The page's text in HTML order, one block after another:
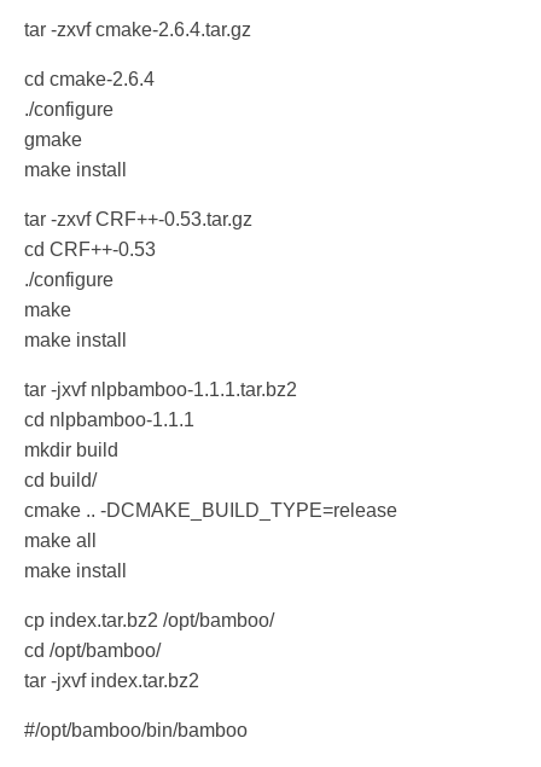
tar -zxvf cmake-2.6.4.tar.gz
cd cmake-2.6.4
./configure
gmake
make install
tar -zxvf CRF++-0.53.tar.gz
cd CRF++-0.53
./configure
make
make install
tar -jxvf nlpbamboo-1.1.1.tar.bz2
cd nlpbamboo-1.1.1
mkdir build
cd build/
cmake .. -DCMAKE_BUILD_TYPE=release
make all
make install
cp index.tar.bz2 /opt/bamboo/
cd /opt/bamboo/
tar -jxvf index.tar.bz2
#/opt/bamboo/bin/bamboo